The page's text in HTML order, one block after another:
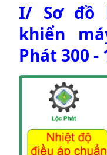
I/ Sơ đồ
khiển
Phát 300